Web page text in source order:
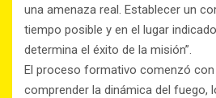
una amenaza real. Establecer un
tiempo posible y en el lugar
determina el éxito de la misión”.
El proceso formativo comenzó
comprender la dinámica del fuego,